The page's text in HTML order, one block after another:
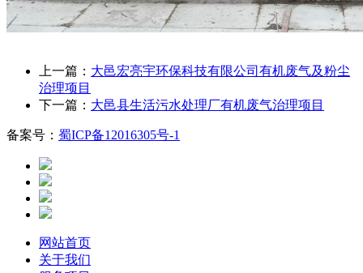
上一篇： 大邑宏亮宇环保科技有限公司有机废气及粉尘
治理项目
下一篇： 大邑县生活污水处理厂有机废气治理项目
备案号： 蜀ICP备12016305号-1
网站首页
关于我们